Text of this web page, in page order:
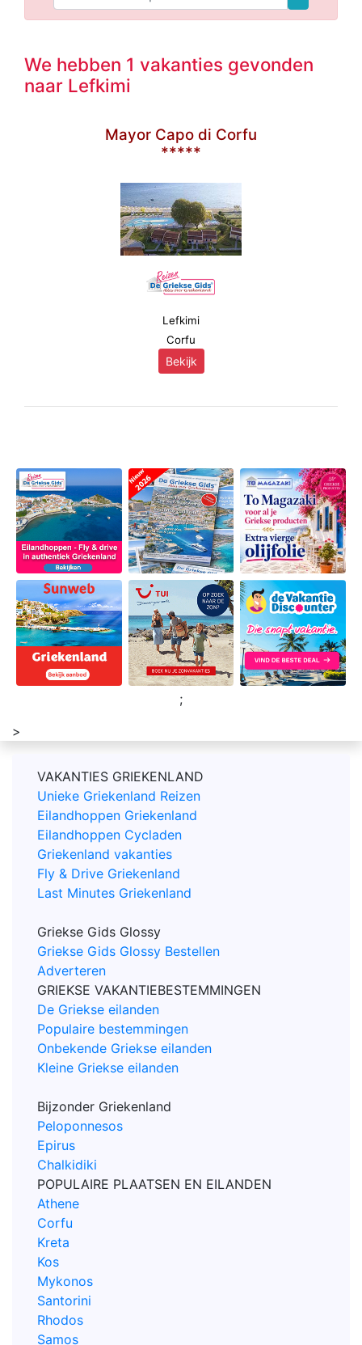
We hebben 1 vakanties gevonden
naar Lefkimi
Mayor Capo di Corfu
*****
Lefkimi
Corfu
Bekijk
;
>
VAKANTIES GRIEKENLAND
Unieke Griekenland Reizen
Eilandhoppen Griekenland
Eilandhoppen Cycladen
Griekenland vakanties
Fly & Drive Griekenland
Last Minutes Griekenland
Griekse Gids Glossy
Griekse Gids Glossy Bestellen
Adverteren
GRIEKSE VAKANTIEBESTEMMINGEN
De Griekse eilanden
Populaire bestemmingen
Onbekende Griekse eilanden
Kleine Griekse eilanden
Bijzonder Griekenland
Peloponnesos
Epirus
Chalkidiki
POPULAIRE PLAATSEN EN EILANDEN
Athene
Corfu
Kreta
Kos
Mykonos
Santorini
Rhodos
Samos